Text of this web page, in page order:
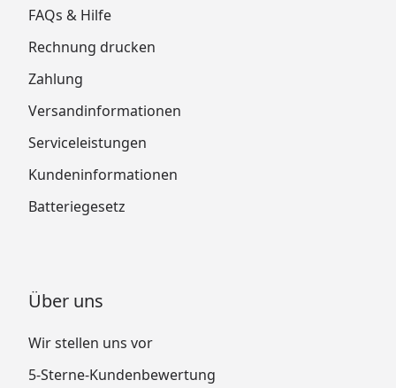
FAQs & Hilfe
Rechnung drucken
Zahlung
Versandinformationen
Serviceleistungen
Kundeninformationen
Batteriegesetz
Über uns
Wir stellen uns vor
5-Sterne-Kundenbewertung